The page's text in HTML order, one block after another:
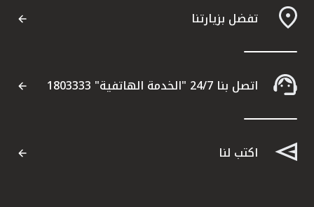
تفضل بزيارتنا
اتصل بنا 24/7 "الخدمة الهاتفية" 1803333
اكتب لنا